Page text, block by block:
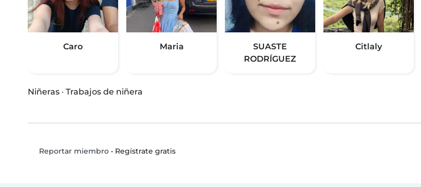
Caro Maria
SUASTE
RODRÍGUEZ
Citlaly
Niñeras · Trabajos de niñera
Reportar miembro• Regístrate gratis